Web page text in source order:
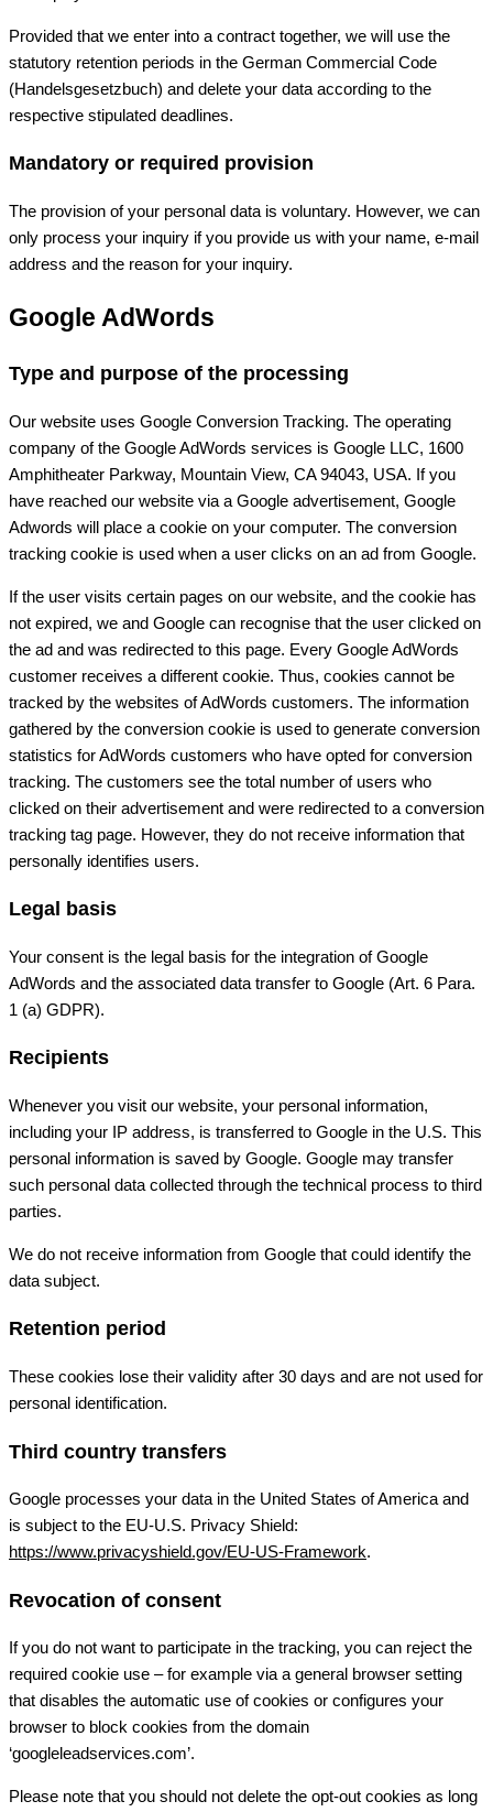
Provided that we enter into a contract together, we will use the
statutory retention periods in the German Commercial Code
(Handelsgesetzbuch) and delete your data according to the
respective stipulated deadlines.
Mandatory or required provision
The provision of your personal data is voluntary. However, we can
only process your inquiry if you provide us with your name, e-mail
address and the reason for your inquiry.
Google AdWords
Type and purpose of the processing
Our website uses Google Conversion Tracking. The operating
company of the Google AdWords services is Google LLC, 1600
Amphitheater Parkway, Mountain View, CA 94043, USA. If you
have reached our website via a Google advertisement, Google
Adwords will place a cookie on your computer. The conversion
tracking cookie is used when a user clicks on an ad from Google.
If the user visits certain pages on our website, and the cookie has
not expired, we and Google can recognise that the user clicked on
the ad and was redirected to this page. Every Google AdWords
customer receives a different cookie. Thus, cookies cannot be
tracked by the websites of AdWords customers. The information
gathered by the conversion cookie is used to generate conversion
statistics for AdWords customers who have opted for conversion
tracking. The customers see the total number of users who
clicked on their advertisement and were redirected to a conversion
tracking tag page. However, they do not receive information that
personally identifies users.
Legal basis
Your consent is the legal basis for the integration of Google
AdWords and the associated data transfer to Google (Art. 6 Para.
1 (a) GDPR).
Recipients
Whenever you visit our website, your personal information,
including your IP address, is transferred to Google in the U.S. This
personal information is saved by Google. Google may transfer
such personal data collected through the technical process to third
parties.
We do not receive information from Google that could identify the
data subject.
Retention period
These cookies lose their validity after 30 days and are not used for
personal identification.
Third country transfers
Google processes your data in the United States of America and
is subject to the EU-U.S. Privacy Shield:
https://www.privacyshield.gov/EU-US-Framework.
Revocation of consent
If you do not want to participate in the tracking, you can reject the
required cookie use – for example via a general browser setting
that disables the automatic use of cookies or configures your
browser to block cookies from the domain
‘googleleadservices.com’.
Please note that you should not delete the opt-out cookies as long